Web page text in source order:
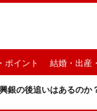
ポイント 結婚・出産
銀の後追いはあるのか